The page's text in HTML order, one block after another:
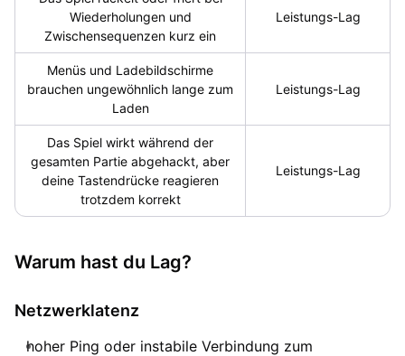
Wiederholungen und
Zwischensequenzen kurz ein
Leistungs-Lag
Menüs und Ladebildschirme
brauchen ungewöhnlich lange zum
Laden
Leistungs-Lag
Das Spiel wirkt während der
gesamten Partie abgehackt, aber
deine Tastendrücke reagieren
trotzdem korrekt
Leistungs-Lag
Warum hast du Lag?
Netzwerklatenz
hoher Ping oder instabile Verbindung zum